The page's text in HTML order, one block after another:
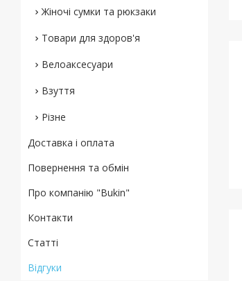
Жіночі сумки та рюкзаки
Товари для здоров'я
Велоаксесуари
Взуття
Різне
Доставка і оплата
Повернення та обмін
Про компанію "Bukin"
Контакти
Статті
Відгуки